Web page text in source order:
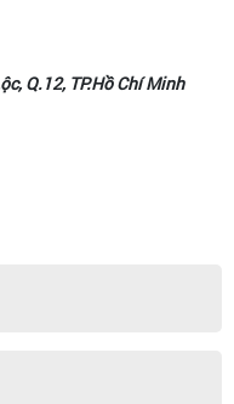
Q.12, TP.Hồ Chí Minh